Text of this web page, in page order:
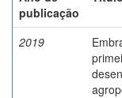
publicação
2019